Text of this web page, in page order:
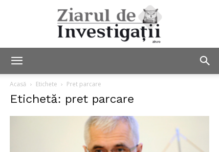
Acasă Etichete Pret parcare
Etichetă: pret parcare